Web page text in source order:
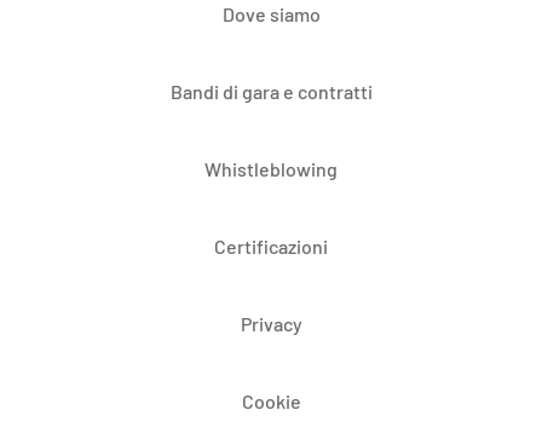
Dove siamo
Bandi di gara e contratti
Whistleblowing
Certificazioni
Privacy
Cookie